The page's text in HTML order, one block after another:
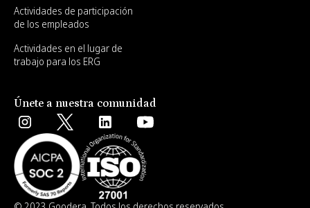
Actividades de participación
de los empleados
Actividades en el lugar de
trabajo para los ERG
Únete a nuestra comunidad